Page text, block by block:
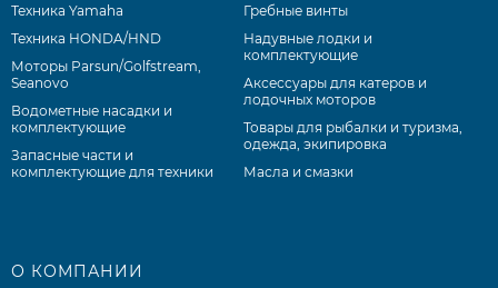
Техника Yamaha
Техника HONDA/HND
Моторы Parsun/Golfstream,
Seanovo
Водометные насадки и
комплектующие
Запасные части и
комплектующие для техники
Гребные винты
Надувные лодки и
комплектующие
Аксессуары для катеров и
лодочных моторов
Товары для рыбалки и туризма,
одежда, экипировка
Масла и смазки
О КОМПАНИИ